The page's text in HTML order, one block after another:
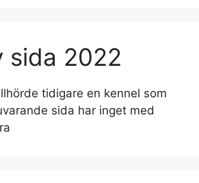
sida 2022
tidigare en kennel som
sida har inget med